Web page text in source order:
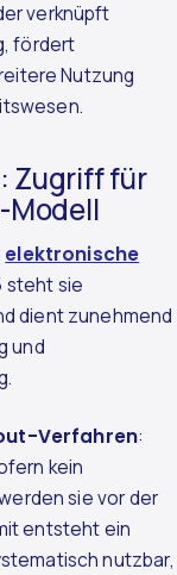
verknüpft
fördert
Nutzung
Zugriff für
Modell
elektronische
steht sie
dient zunehmend
und
Verfahren:
kein
sie vor der
entsteht ein
nutzbar,